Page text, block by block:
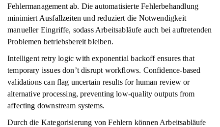
Fehlermanagement ab. Die automatisierte Fehlerbehandlung
minimiert Ausfallzeiten und reduziert die Notwendigkeit
manueller Eingriffe, sodass Arbeitsabläufe auch bei auftretenden
Problemen betriebsbereit bleiben.
Intelligent retry logic with exponential backoff ensures that
temporary issues don’t disrupt workflows. Confidence-based
validations can flag uncertain results for human review or
alternative processing, preventing low-quality outputs from
affecting downstream systems.
Durch die Kategorisierung von Fehlern können Arbeitsabläufe